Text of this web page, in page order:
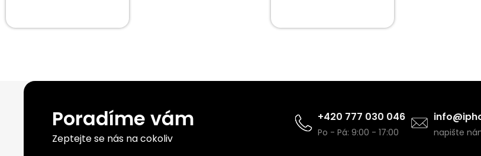
Poradíme vám
Zeptejte se nás na cokoliv
+420 777 030 046
Po - Pá: 9:00 - 17:00 napište